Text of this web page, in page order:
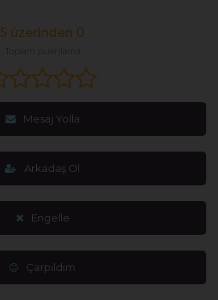
5 üzerinden 0
Mesaj Yolla
Arkadaş Ol
Engelle
Çarpıldım